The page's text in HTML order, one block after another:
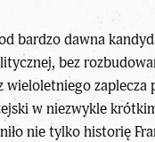
bardzo dawna
bez
wieloletniego zaplecza
w niezwykle
nie tylko historię